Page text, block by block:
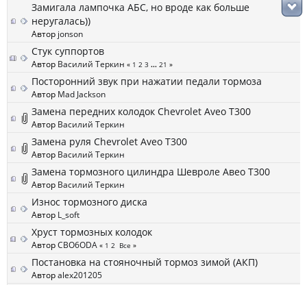
Замигала лампочка АБС, но вроде как больше
неругалась))
Автор jonson
Стук суппортов
Автор Василий Теркин « 1 2 3 ... 21 »
Посторонний звук при нажатии педали тормоза
Автор Mad Jackson
Замена передних колодок Chevrolet Aveo T300
Автор Василий Теркин
Замена руля Chevrolet Aveo T300
Автор Василий Теркин
Замена тормозного цилиндра Шевроле Авео T300
Автор Василий Теркин
Износ тормозного диска
Автор L_soft
Хруст тормозных колодок
АвторCBO6ODA « 1 2 Все »
Постановка на стояночный тормоз зимой (АКП)
Авторalex201205